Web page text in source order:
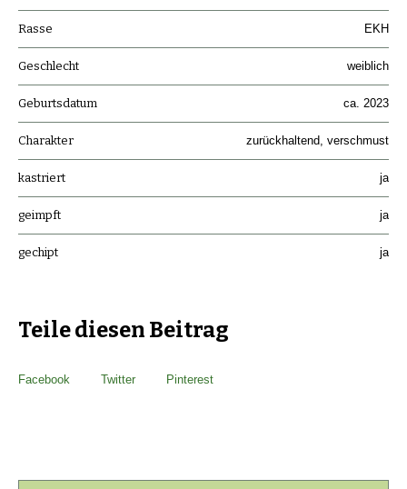
Rasse EKH
Geschlecht weiblich
Geburtsdatum ca. 2023
Charakter zurückhaltend, verschmust
kastriert ja
geimpft ja
gechipt ja
Teile diesen Beitrag
Facebook Twitter Pinterest